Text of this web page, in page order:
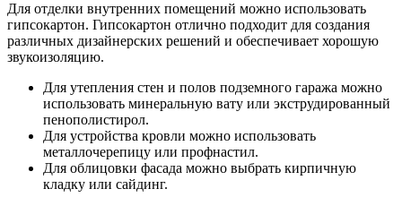
Для отделки внутренних помещений можно использовать
гипсокартон. Гипсокартон отлично подходит для создания
различных дизайнерских решений и обеспечивает хорошую
звукоизоляцию.
Для утепления стен и полов подземного гаража можно
использовать минеральную вату или экструдированный
пенополистирол.
Для устройства кровли можно использовать
металлочерепицу или профнастил.
Для облицовки фасада можно выбрать кирпичную
кладку или сайдинг.